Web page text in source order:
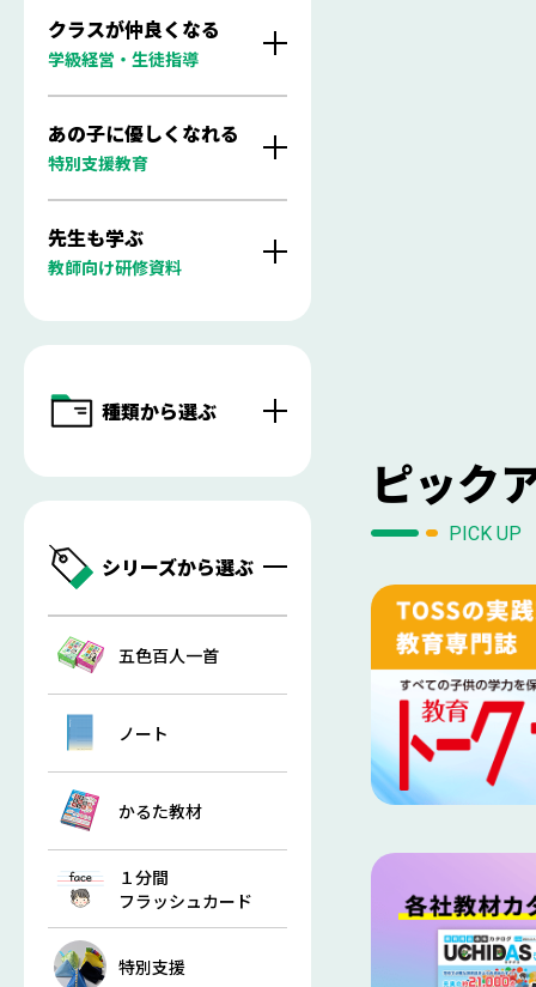
クラスが仲良くなる
学級経営・生徒指導
あの子に優しくなれる
特別支援教育
先生も学ぶ
教師向け研修資料
種類から選ぶ
シリーズから選ぶ
五色百人一首
ノート
かるた教材
１分間
フラッシュカード
特別支援
ピック
PICK UP